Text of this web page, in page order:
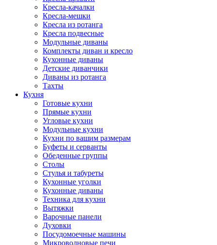
Кресла-качалки
Кресла-мешки
Кресла из ротанга
Кресла подвесные
Модульные диваны
Комплекты диван и кресло
Кухонные диваны
Детские диванчики
Диваны из ротанга
Тахты
Кухня
Готовые кухни
Прямые кухни
Угловые кухни
Модульные кухни
Кухни по вашим размерам
Буфеты и серванты
Обеденные группы
Столы
Стулья и табуреты
Кухонные уголки
Кухонные диваны
Техника для кухни
Вытяжки
Варочные панели
Духовки
Посудомоечные машины
Микроволновые печи